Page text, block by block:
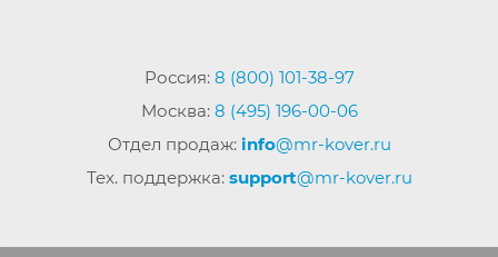
Россия: 8 (800) 101-38-97
Москва: 8 (495) 196-00-06
Отдел продаж: info@mr-kover.ru
Тех. поддержка: support@mr-kover.ru